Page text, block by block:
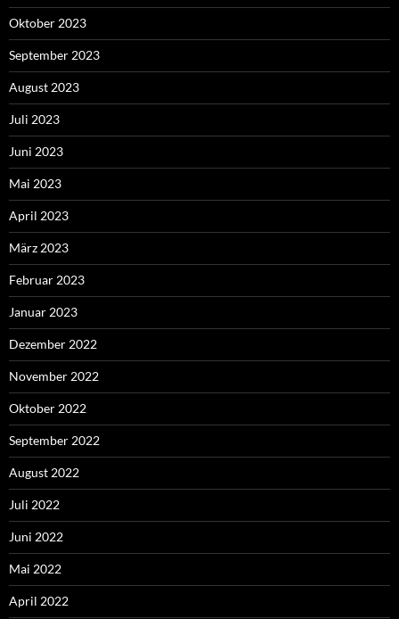
Oktober 2023
September 2023
August 2023
Juli 2023
Juni 2023
Mai 2023
April 2023
März 2023
Februar 2023
Januar 2023
Dezember 2022
November 2022
Oktober 2022
September 2022
August 2022
Juli 2022
Juni 2022
Mai 2022
April 2022